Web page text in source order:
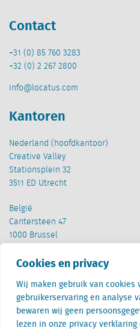
Cookies en privacy
Wij maken gebruik van cookies
gebruikerservaring en analyse
bewaren wij geen
lezen in onze privacy verklaring
Contact
+31 (0) 85 760 3283
+32 (0) 2 267 2800
info@locatus.com
Kantoren
Nederland (hoofdkantoor)
Creative Valley
Stationsplein 32
3511 ED Utrecht
België
Cantersteen 47
1000 Brussel
Locatus B.V. and Locatus Belgie B.V. are
Advisors, LLC. While Green Street offers